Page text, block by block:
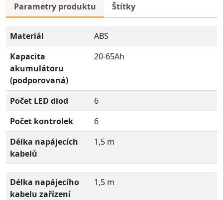
Parametry produktu Štítky
Materiál
ABS
Kapacita
akumulátoru
(podporovaná)
20-65Ah
Počet LED diod
6
Počet kontrolek
6
Délka napájecích
kabelů
1,5 m
Délka napájecího
kabelu zařízení
1,5 m